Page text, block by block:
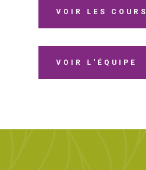
VOIR LES COURS
VOIR L'ÉQUIPE